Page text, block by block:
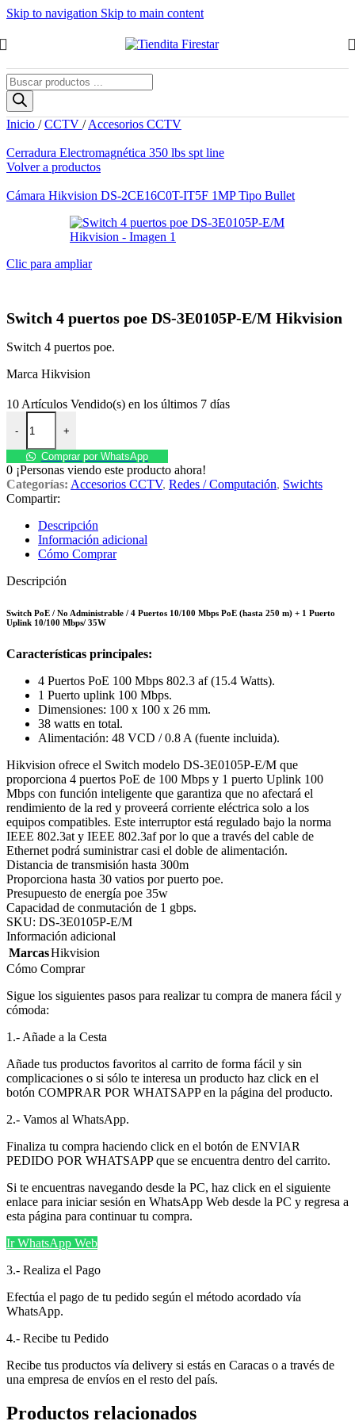
Skip to navigation Skip to main content
Búsqueda
de
productos
Inicio / CCTV / Accesorios CCTV
Cerradura Electromagnética 350 lbs spt lineEl
era:
El
es:
Volver a productos
Cámara Hikvision DS-2CE16C0T-IT5F 1MP Tipo Bullet
Clic para ampliar
Switch 4 puertos poe DS-3E0105P-E/M Hikvision
Switch 4 puertos poe.
Marca Hikvision
10 Artículos Vendido(s) en los últimos 7 días
-
Switch 4 puertos poe DS-3E0105P-E/M Hikvision cantidad
+
Comprar por WhatsApp
0 ¡Personas viendo este producto ahora!
Categorías: Accesorios CCTV, Redes / Computación, Swichts
Compartir:
Descripción
Información adicional
Cómo Comprar
Descripción
Switch PoE / No Administrable / 4 Puertos 10/100 Mbps PoE (hasta 250 m) + 1 Puerto
Uplink 10/100 Mbps/ 35W
Características principales:
4 Puertos PoE 100 Mbps 802.3 af (15.4 Watts).
1 Puerto uplink 100 Mbps.
Dimensiones: 100 x 100 x 26 mm.
38 watts en total.
Alimentación: 48 VCD / 0.8 A (fuente incluida).
Hikvision ofrece el Switch modelo DS-3E0105P-E/M que
proporciona 4 puertos PoE de 100 Mbps y 1 puerto Uplink 100
Mbps con función inteligente que garantiza que no afectará el
rendimiento de la red y proveerá corriente eléctrica solo a los
equipos compatibles. Este interruptor está regulado bajo la norma
IEEE 802.3at y IEEE 802.3af por lo que a través del cable de
Ethernet podrá suministrar casi el doble de alimentación.
Distancia de transmisión hasta 300m
Proporciona hasta 30 vatios por puerto poe.
Presupuesto de energía poe 35w
Capacidad de conmutación de 1 gbps.
SKU: DS-3E0105P-E/M
Información adicional
MarcasHikvision
Cómo Comprar
Sigue los siguientes pasos para realizar tu compra de manera fácil y
cómoda:
1.- Añade a la Cesta
Añade tus productos favoritos al carrito de forma fácil y sin
complicaciones o si sólo te interesa un producto haz click en el
botón COMPRAR POR WHATSAPP en la página del producto.
2.- Vamos al WhatsApp.
Finaliza tu compra haciendo click en el botón de ENVIAR
PEDIDO POR WHATSAPP que se encuentra dentro del carrito.
Si te encuentras navegando desde la PC, haz click en el siguiente
enlace para iniciar sesión en WhatsApp Web desde la PC y regresa a
esta página para continuar tu compra.
Ir WhatsApp Web
3.- Realiza el Pago
Efectúa el pago de tu pedido según el método acordado vía
WhatsApp.
4.- Recibe tu Pedido
Recibe tus productos vía delivery si estás en Caracas o a través de
una empresa de envíos en el resto del país.
Productos relacionados